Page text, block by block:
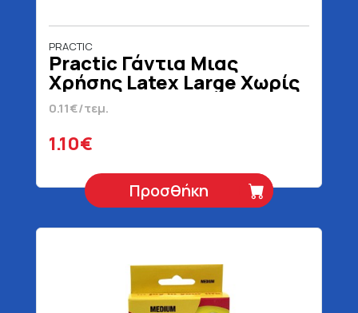
PRACTIC
Practic Γάντια Μιας
Χρήσης Latex Large Χωρίς
Πούδρα 10 Τεμάχια
0.11€/τεμ.
1.10€
Προσθήκη